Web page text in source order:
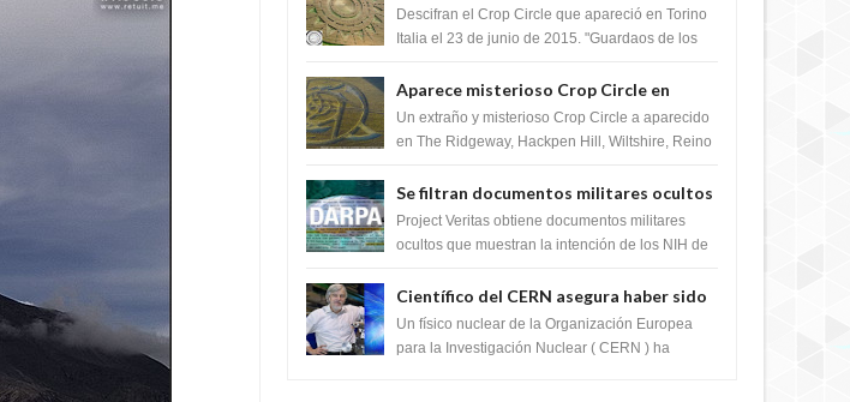
mensaje del Crop Circle de Torino ,Italia
Descifran el Crop Circle que apareció en Torino
Italia el 23 de junio de 2015. "Guardaos de los
Aparece misterioso Crop Circle en
Reino Unido 23 de junio 2016
Un extraño y misterioso Crop Circle a aparecido
en The Ridgeway, Hackpen Hill, Wiltshire, Reino
Se filtran documentos militares ocultos
que muestran la intención de los NIH de
crear el SARS-CoV-2, utilizando la
Project Veritas obtiene documentos militares
ocultos que muestran la intención de los NIH de
Científico del CERN asegura haber sido
ayudado por seres de luz durante una
prueba del Colisionador de Hadrones
Un físico nuclear de la Organización Europea
para la Investigación Nuclear ( CERN ) ha